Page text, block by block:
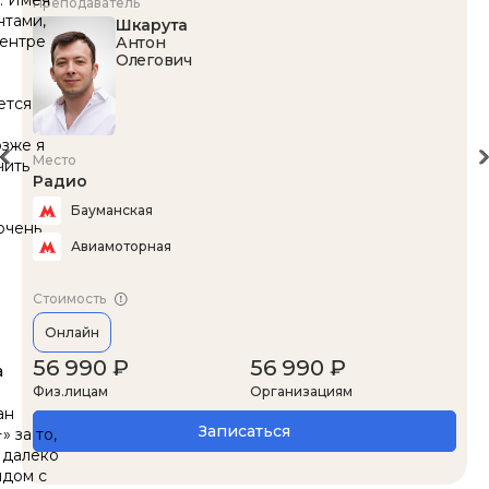
я
за то,
с
Шкарута
Антон
Олегович
Место
Радио
Бауманская
Авиамоторная
Стоимость
Онлайн
56 990 ₽
Физ.лицам
56 990 ₽
Организациям
Записаться